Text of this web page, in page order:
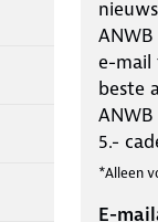
e-mail
beste
5.-
*Alleen
E-